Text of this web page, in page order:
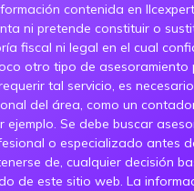
contenida en
ni pretende constituir o
fiscal ni legal en el cual
otro tipo de asesoramiento
tal servicio, es
del área, como un
ejemplo. Se debe buscar
o especializado antes
de, cualquier decisión
de este sitio web. La